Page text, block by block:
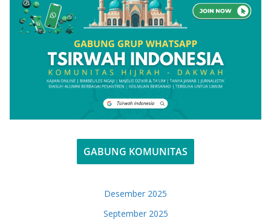
GABUNG KOMUNITAS
Desember 2025
September 2025